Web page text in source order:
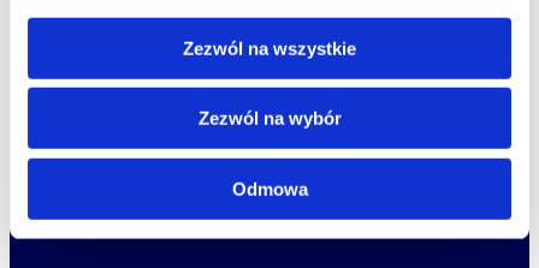
Zezwól na wszystkie
Zezwól na wybór
Odmowa
oferta
o szkoleniach
o Altkom Akademii
zrównoważony rozwój
kariera